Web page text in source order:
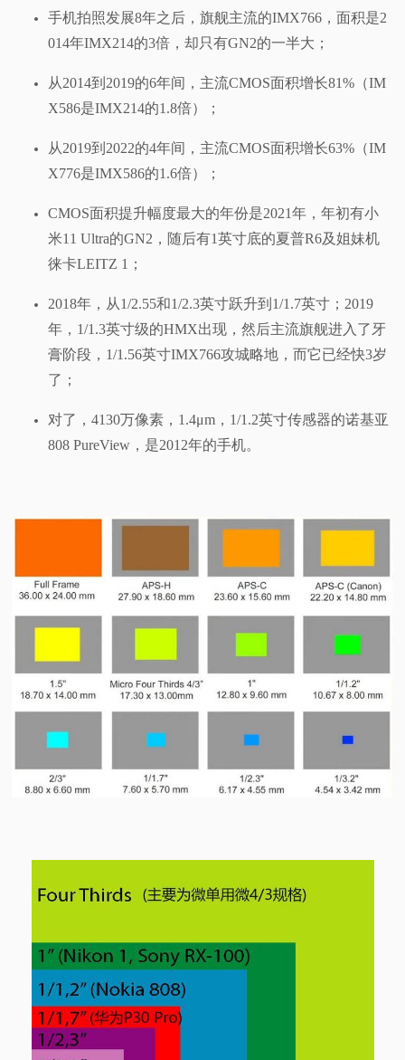
手机拍照发展8年之后，旗舰主流的IMX766，面积是2
014年IMX214的3倍，却只有GN2的一半大；
从2014到2019的6年间，主流CMOS面积增长81%（IM
X586是IMX214的1.8倍）；
从2019到2022的4年间，主流CMOS面积增长63%（IM
X776是IMX586的1.6倍）；
CMOS面积提升幅度最大的年份是2021年，年初有小
米11 Ultra的GN2，随后有1英寸底的夏普R6及姐妹机
徕卡LEITZ 1；
2018年，从1/2.55和1/2.3英寸跃升到1/1.7英寸；2019
年，1/1.3英寸级的HMX出现，然后主流旗舰进入了牙
膏阶段，1/1.56英寸IMX766攻城略地，而它已经快3岁
了；
对了，4130万像素，1.4μm，1/1.2英寸传感器的诺基亚
808 PureView，是2012年的手机。